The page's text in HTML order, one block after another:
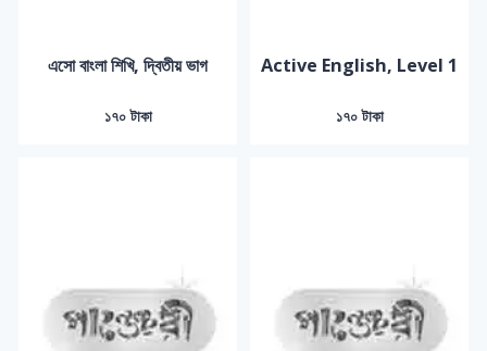
এসো বাংলা শিখি, দ্বিতীয় ভাগ
১৭০ টাকা
Active English, Level 1
১৭০ টাকা